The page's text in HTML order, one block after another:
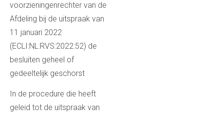
voorzieningenrechter van de
Afdeling bij de uitspraak van
11 januari 2022
(ECLI:NL:RVS:2022:52) de
besluiten geheel of
gedeeltelijk geschorst
In de procedure die heeft
geleid tot de uitspraak van